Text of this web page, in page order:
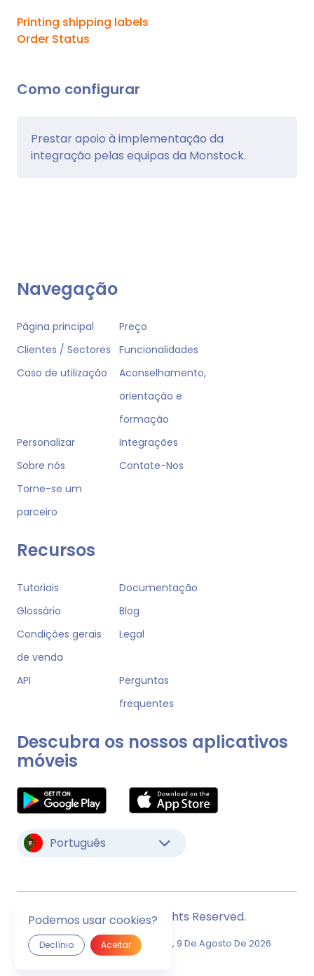
Printing shipping labels
Order Status
Como configurar
Prestar apoio à implementação da
integração pelas equipas da Monstock.
Navegação
Página principal
Preço
Clientes / Sectores
Funcionalidades
Caso de utilização
Aconselhamento,
orientação e
formação
Personalizar
Integrações
Sobre nós
Contate-Nos
Torne-se um
parceiro
Recursos
Tutoriais
Documentação
Glossário
Blog
Condições gerais
de venda
Legal
API
Perguntas
frequentes
Descubra os nossos aplicativos
móveis
Português
© Monstock. All Rights Reserved.
Última Atualização Domingo, 9 De Agosto De 2026
Podemos usar cookies?
Declínio Aceitar